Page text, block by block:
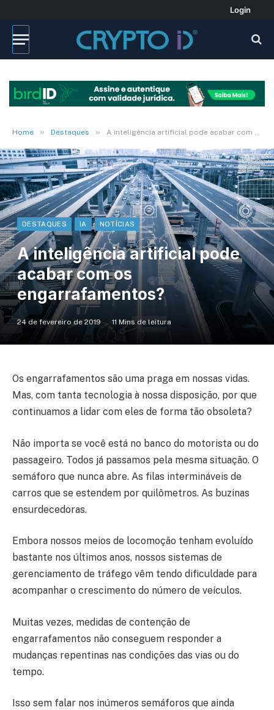
Login
Home » Destaques » A inteligência artificial pode acabar com os engarrafamentos?
DESTAQUES IA NOTÍCIAS
A inteligência artificial pode
acabar com os
engarrafamentos?
24 de fevereiro de 2019 11 Mins de leitura
Os engarrafamentos são uma praga em nossas vidas.
Mas, com tanta tecnologia à nossa disposição, por que
continuamos a lidar com eles de forma tão obsoleta?
Não importa se você está no banco do motorista ou do
passageiro. Todos já passamos pela mesma situação. O
semáforo que nunca abre. As filas intermináveis de
carros que se estendem por quilômetros. As buzinas
ensurdecedoras.
Embora nossos meios de locomoção tenham evoluído
bastante nos últimos anos, nossos sistemas de
gerenciamento de tráfego vêm tendo dificuldade para
acompanhar o crescimento do número de veículos.
Muitas vezes, medidas de contenção de
engarrafamentos não conseguem responder a
mudanças repentinas nas condições das vias ou do
tempo.
Isso sem falar nos inúmeros semáforos que ainda